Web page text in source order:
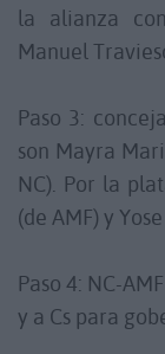
la alianza
Manuel
Paso 3:
son Mayra
NC). Por la
(de AMF) y
Paso 4: NC-
y a Cs para